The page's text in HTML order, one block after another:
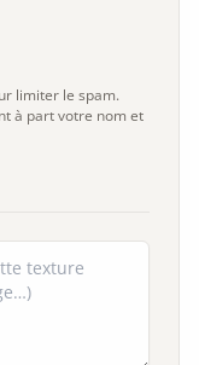
limiter le spam.
à part votre nom et